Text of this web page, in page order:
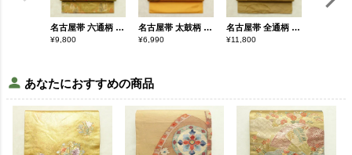
名古屋帯 六通柄 正絹 人物・動物柄 名古屋仕立て なごや帯 リサイクル帯 帯 黄・黄土色
¥9,800
名古屋帯 太鼓柄 相良刺繍 正絹 木の葉・植物柄 名古屋仕立て なごや帯 リサイクル帯 帯 シンプル 洒落 黄・黄土色
¥6,990
名古屋帯 全通柄 良品 正絹 木の葉・植物柄 通し仕立て なごや帯 リサイクル帯 帯 黄・黄土色
¥11,800
あなたにおすすめの商品